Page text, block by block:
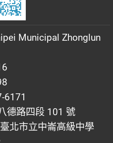
Municipal Zhonglun
6171
德路四段 101 號
臺北市立中崙高級中學